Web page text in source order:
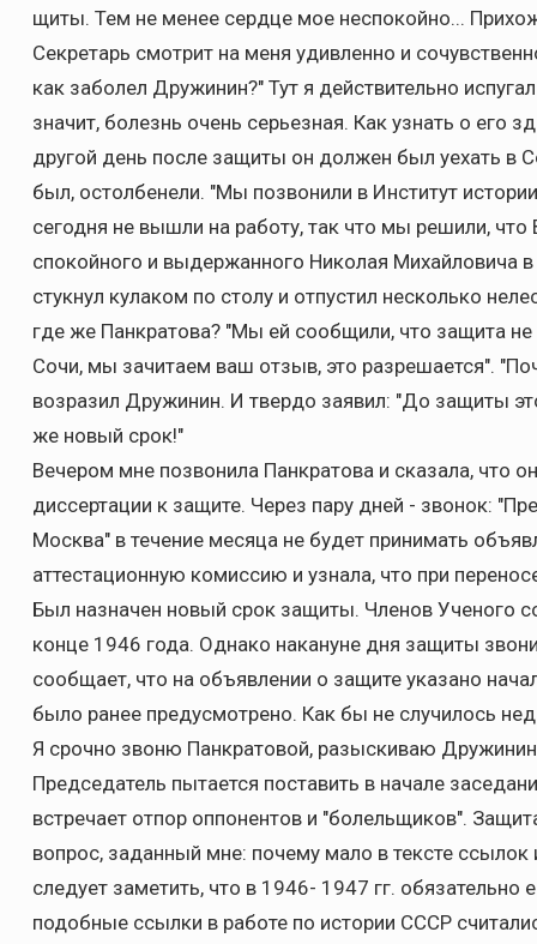
щиты. Тем не менее сердце мое неспокойно...
Секретарь смотрит на меня удивленно и
как заболел Дружинин?" Тут я действительно
значит, болезнь очень серьезная. Как узнать о его
другой день после защиты он должен был уехать в
был, остолбенели. "Мы позвонили в Институт
сегодня не вышли на работу, так что мы решили,
спокойного и выдержанного Николая Михайловича
стукнул кулаком по столу и отпустил несколько
где же Панкратова? "Мы ей сообщили, что защита
Сочи, мы зачитаем ваш отзыв, это разрешается".
возразил Дружинин. И твердо заявил: "До защиты
же новый срок!"
Вечером мне позвонила Панкратова и сказала, что
диссертации к защите. Через пару дней - звонок:
Москва" в течение месяца не будет принимать
аттестационную комиссию и узнала, что при
Был назначен новый срок защиты. Членов Ученого
конце 1946 года. Однако накануне дня защиты
сообщает, что на объявлении о защите указано
было ранее предусмотрено. Как бы не случилось
Я срочно звоню Панкратовой, разыскиваю
Председатель пытается поставить в начале
встречает отпор оппонентов и "болельщиков".
вопрос, заданный мне: почему мало в тексте ссылок
следует заметить, что в 1946- 1947 гг. обязательно
подобные ссылки в работе по истории СССР